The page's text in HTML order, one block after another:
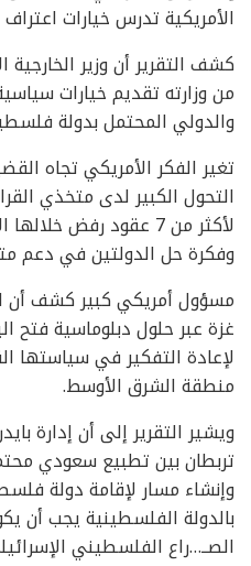
الأمريكية تدرس خيارات
كشف التقرير أن وزير
من وزارته تقديم خيارات
والدولي المحتمل بدولة
تغير الفكر الأمريكي تجاه
التحول الكبير لدى متخذي
لأكثر من 7 عقود رفض
وفكرة حل الدولتين في دعم
مسؤول أمريكي كبير كشف أن
غزة عبر حلول دبلوماسية فتح
لإعادة التفكير في سياستها
منطقة الشرق الأوسط.
ويشير التقرير إلى أن إدارة
تربطان بين تطبيع سعودي
وإنشاء مسار لإقامة دولة
بالدولة الفلسطينية يجب أن
الصــ…راع الفلسطيني